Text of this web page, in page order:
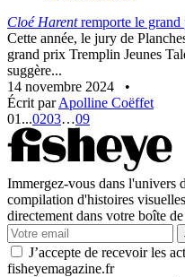
Cloé Harentremporte le grand
Cette année, le jury de
grand prix Tremplin Jeunes
suggère...
14 novembre 2024
•
Écrit parApolline Coëffet
01 ...0203…09
Immergez-vous dans l'univers
compilation d'histoires
directement dans votre boîte
J’accepte de recevoir les
fisheyemagazine.fr